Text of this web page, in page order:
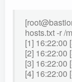
hosts.txt -r /
[1] 16:22:00
[2] 16:22:00
[3] 16:22:00
[4] 16:22:00